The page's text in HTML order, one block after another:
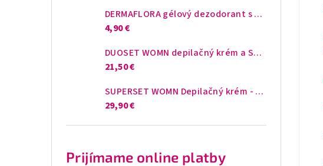
DERMAFLORA gélový dezodorant s ARGÁNOVÝM OLEJOM a MEDOM
4,90 €
DUOSET WOMN depilačný krém a Sérum proti zarastajúcim chĺpkom
21,50 €
SUPERSET WOMN Depilačný krém - Jemný púder DRY & FRESH - Sérum proti zarastajúcim chĺpkom
29,90 €
Prijímame online platby